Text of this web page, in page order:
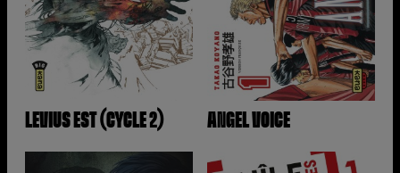
LEVIUS EST (CYCLE 2) ANGEL VOICE